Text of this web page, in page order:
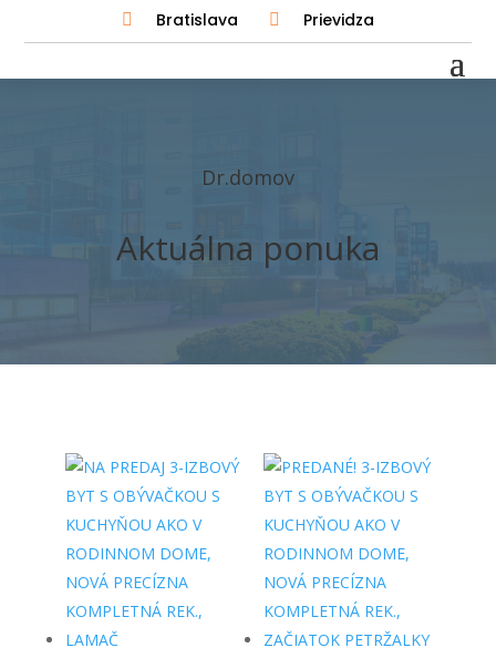
 Bratislava  Prievidza
Dr.domov
Aktuálna ponuka